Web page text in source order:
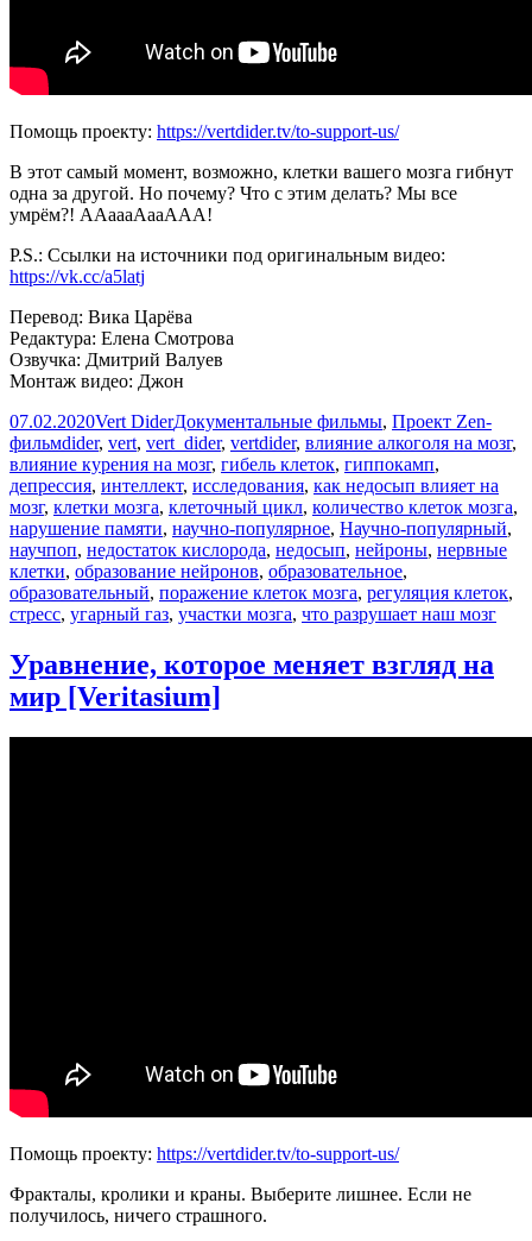
Помощь проекту: https://vertdider.tv/to-support-us/
В этот самый момент, возможно, клетки вашего мозга гибнут
одна за другой. Но почему? Что с этим делать? Мы все
умрём?! ААаааАааААА!
P.S.: Ссылки на источники под оригинальным видео:
https://vk.cc/a5latj
Перевод: Вика Царёва
Редактура: Елена Смотрова
Озвучка: Дмитрий Валуев
Монтаж видео: Джон
Опубликовано
07.02.2020Автор
Vert DiderРубрики
Документальные фильмы, Проект Zen-
фильмМетки
dider, vert, vert_dider, vertdider, влияние алкоголя на мозг,
влияние курения на мозг, гибель клеток, гиппокамп,
депрессия, интеллект, исследования, как недосып влияет на
мозг, клетки мозга, клеточный цикл, количество клеток мозга,
нарушение памяти, научно-популярное, Научно-популярный,
научпоп, недостаток кислорода, недосып, нейроны, нервные
клетки, образование нейронов, образовательное,
образовательный, поражение клеток мозга, регуляция клеток,
стресс, угарный газ, участки мозга, что разрушает наш мозг
Уравнение, которое меняет взгляд на
мир [Veritasium]
Помощь проекту: https://vertdider.tv/to-support-us/
Фракталы, кролики и краны. Выберите лишнее. Если не
получилось, ничего страшного.